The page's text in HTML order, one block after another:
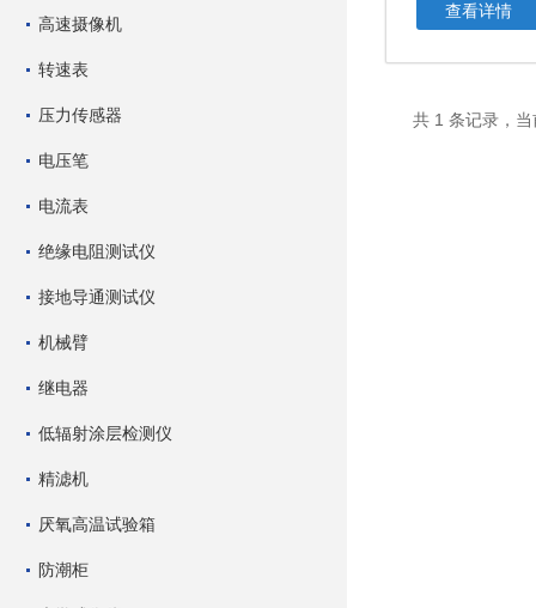
高速摄像机
转速表
压力传感器
电压笔
电流表
绝缘电阻测试仪
接地导通测试仪
机械臂
继电器
低辐射涂层检测仪
精滤机
厌氧高温试验箱
防潮柜
查看详情
共 1 条记录，